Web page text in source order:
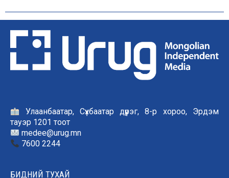
Улаанбаатар, Сүхбаатар дүүрэг, 8-р хороо, Эрдэм
тауэр 1201 тоот
medee@urug.mn
7600 2244
БИДНИЙ ТУХАЙ